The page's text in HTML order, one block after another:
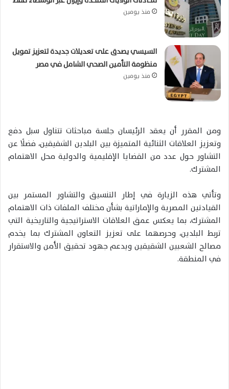
منذ يومين
السيسي يصدق على تعديلات جديدة لتعزيز تمويل
منظومة التأمين الصحي الشامل في مصر
منذ يومين
ومن المقرر أن يعقد الرئيسان جلسة مباحثات تتناول سبل دفع
وتعزيز العلاقات الثنائية المتميزة بين البلدين الشقيقين، فضلًا عن
التشاور حول عدد من القضايا الإقليمية والدولية محل الاهتمام
المشترك.
وتأتي هذه الزيارة في إطار التنسيق والتشاور المستمر بين
القيادتين المصرية والإماراتية بشأن مختلف الملفات ذات الاهتمام
المشترك، بما يعكس عمق العلاقات الاستراتيجية والتاريخية التي
تربط البلدين، وحرصهما على تعزيز التعاون المشترك بما يخدم
مصالح الشعبين الشقيقين ويدعم جهود تحقيق الأمن والاستقرار
في المنطقة.